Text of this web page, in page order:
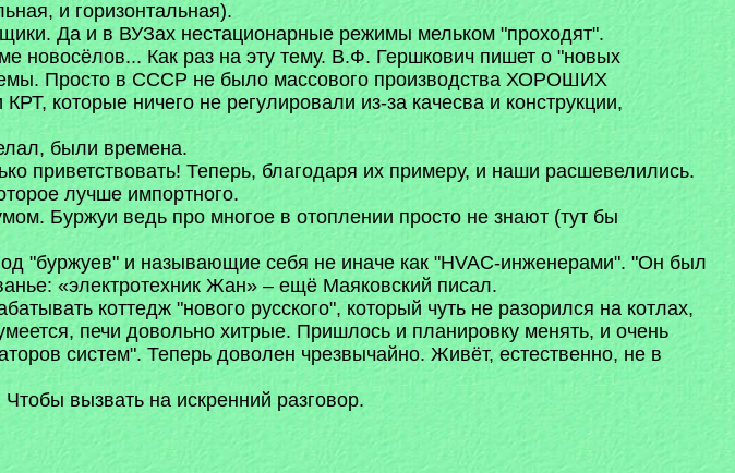
и горизонтальная).
Да и в ВУЗах нестационарные режимы мельком "проходят".
новосёлов... Как раз на эту тему. В.Ф. Гершкович пишет о "новых
Просто в СССР не было массового производства ХОРОШИХ
которые ничего не регулировали из-за качесва и конструкции,
были времена.
приветствовать! Теперь, благодаря их примеру, и наши расшевелились.
лучше импортного.
Буржуи ведь про многое в отоплении просто не знают (тут бы
"буржуев" и называющие себя не иначе как "HVAC-инженерами". "Он был
«электротехник Жан» – ещё Маяковский писал.
коттедж "нового русского", который чуть не разорился на котлах,
печи довольно хитрые. Пришлось и планировку менять, и очень
систем". Теперь доволен чрезвычайно. Живёт, естественно, не в
вызвать на искренний разговор.